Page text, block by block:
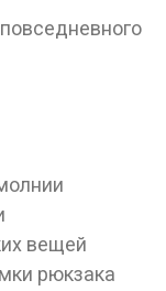
вещей
рюкзака